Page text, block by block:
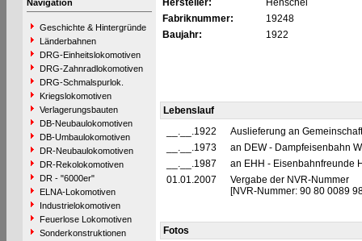
Navigation
Geschichte & Hintergründe
Länderbahnen
DRG-Einheitslokomotiven
DRG-Zahnradlokomotiven
DRG-Schmalspurlok.
Kriegslokomotiven
Verlagerungsbauten
DB-Neubaulokomotiven
DB-Umbaulokomotiven
DR-Neubaulokomotiven
DR-Rekolokomotiven
DR - "6000er"
ELNA-Lokomotiven
Industrielokomotiven
Feuerlose Lokomotiven
Sonderkonstruktionen
Hersteller:
Henschel
Fabriknummer:
19248
Baujahr:
1922
Lebenslauf
__.__.1922
Auslieferung an
__.__.1973
an DEW - Dampfeisenbahn
__.__.1987
an EHH - Eisenbahnfreunde
01.01.2007
Vergabe der NVR-Nummer
[NVR-Nummer: 90 80 0089
Fotos